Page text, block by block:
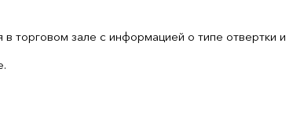
торговом зале с информацией о типе отвертки и